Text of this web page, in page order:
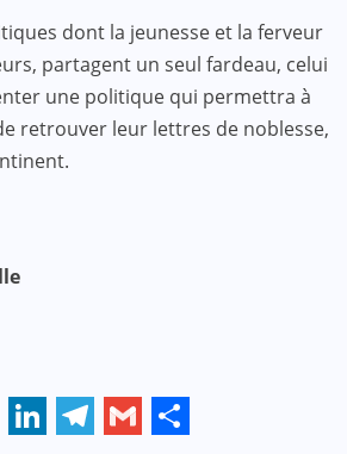
dont la jeunesse et la ferveur
partagent un seul fardeau, celui
une politique qui permettra à
retrouver leur lettres de noblesse,